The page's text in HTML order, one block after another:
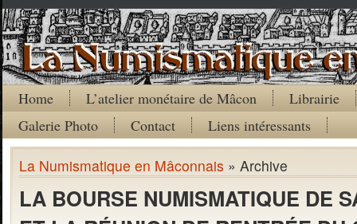
Home L’atelier monétaire de Mâcon
Librairie
Galerie Photo
Contact Liens intéressants
La Numismatique en Mâconnais » Archive
LA BOURSE NUMISMATIQUE DE